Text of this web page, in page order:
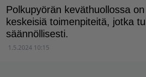
Polkupyörän keväthuollossa
keskeisiä toimenpiteitä, jotka
säännöllisesti.
1.5.2024 10:15